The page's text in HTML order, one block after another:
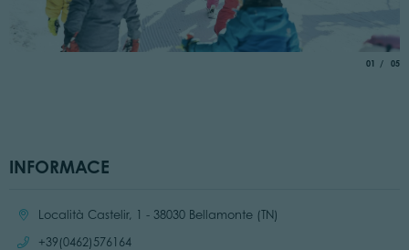
01 of
05
INFORMACE
Location:Località Castelir, 1 - 38030 Bellamonte (TN)
Call:
+39(0462)576164